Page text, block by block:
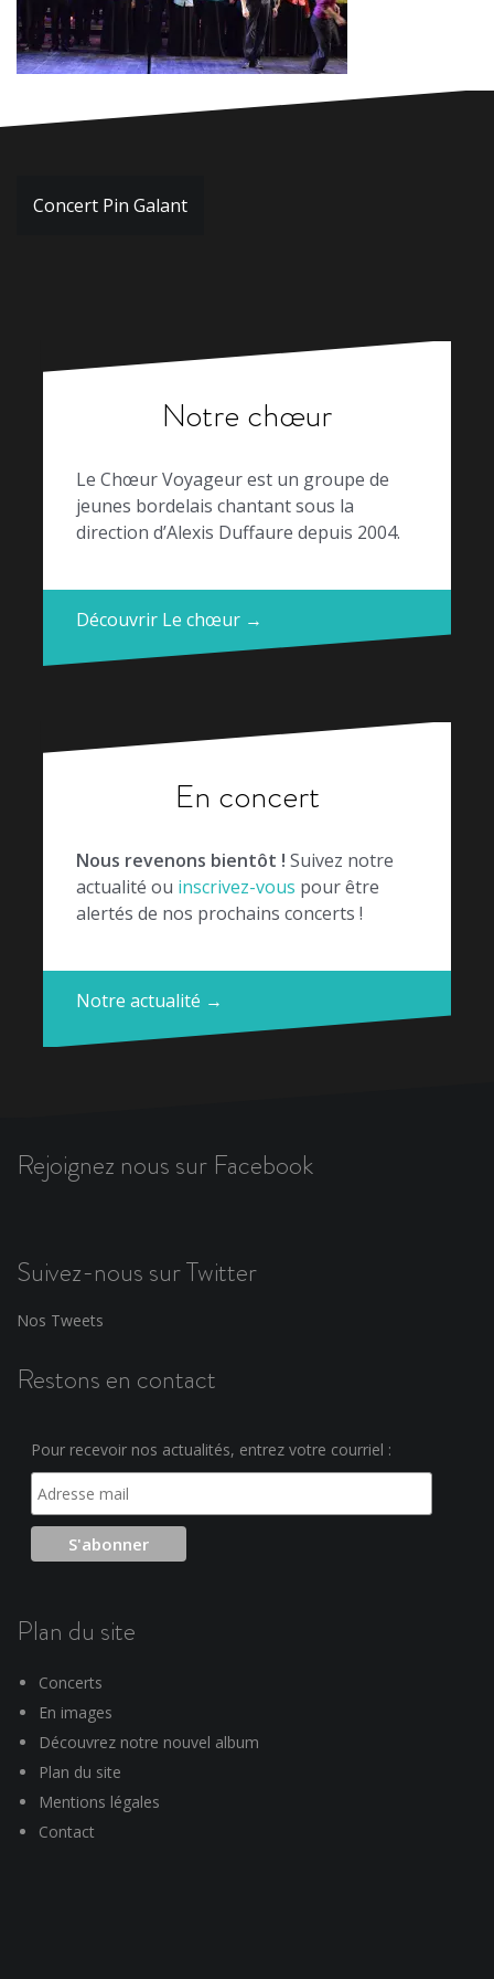
Navigation
Concert Pin Galant
Notre chœur
Le Chœur Voyageur est un groupe de
jeunes bordelais chantant sous la
direction d’Alexis Duffaure depuis 2004.
Découvrir Le chœur →
En concert
Nous revenons bientôt ! Suivez notre
actualité ou inscrivez-vous pour être
alertés de nos prochains concerts !
Notre actualité →
Rejoignez nous sur Facebook
Suivez-nous sur Twitter
Nos Tweets
Restons en contact
Pour recevoir nos actualités, entrez votre courriel :
Plan du site
Concerts
En images
Découvrez notre nouvel album
Plan du site
Mentions légales
Contact